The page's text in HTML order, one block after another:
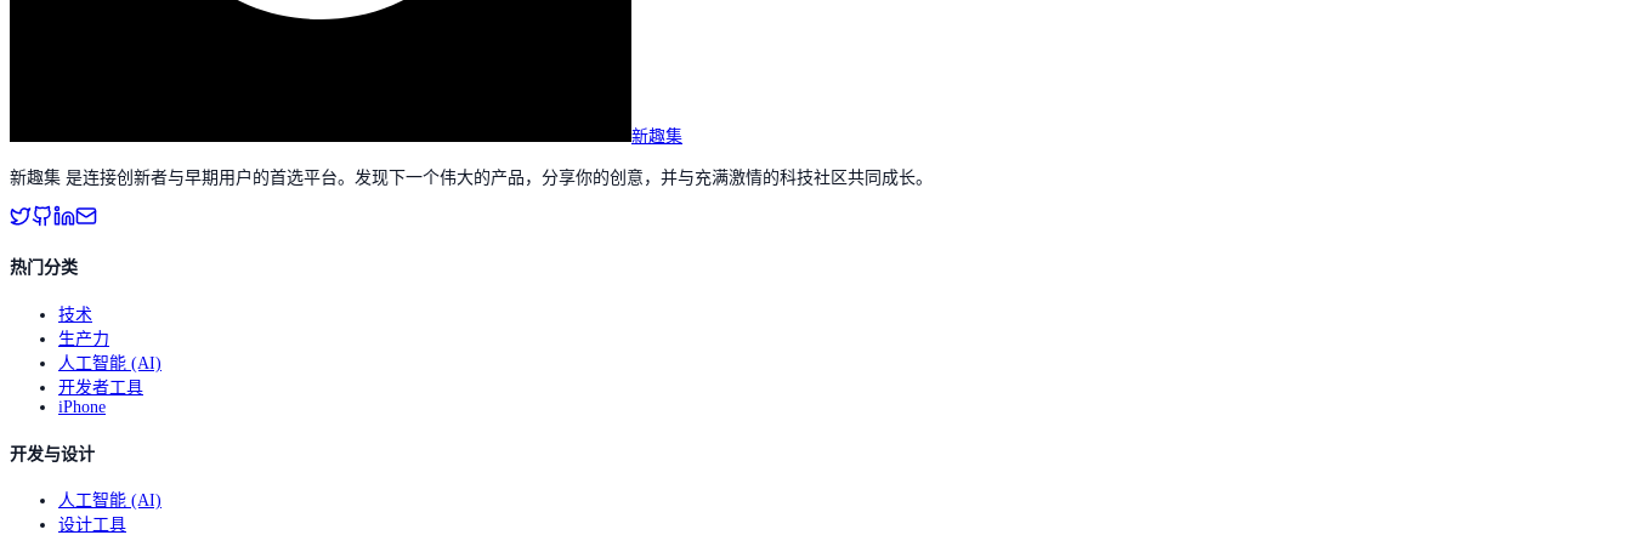
新趣集
新趣集 是连接创新者与早期用户的首选平台。发现下一个伟大的产品，分享你的创意，并与充满激情的科技社区共同成长。
热门分类
技术
生产力
人工智能 (AI)
开发者工具
iPhone
开发与设计
人工智能 (AI)
设计工具